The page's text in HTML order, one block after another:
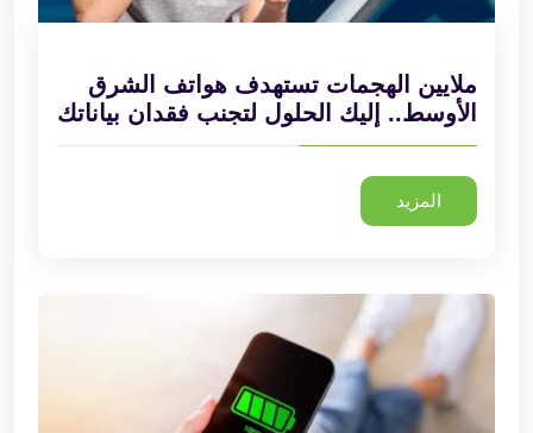
ملايين الهجمات تستهدف هواتف الشرق
الأوسط.. إليك الحلول لتجنب فقدان بياناتك
المزيد